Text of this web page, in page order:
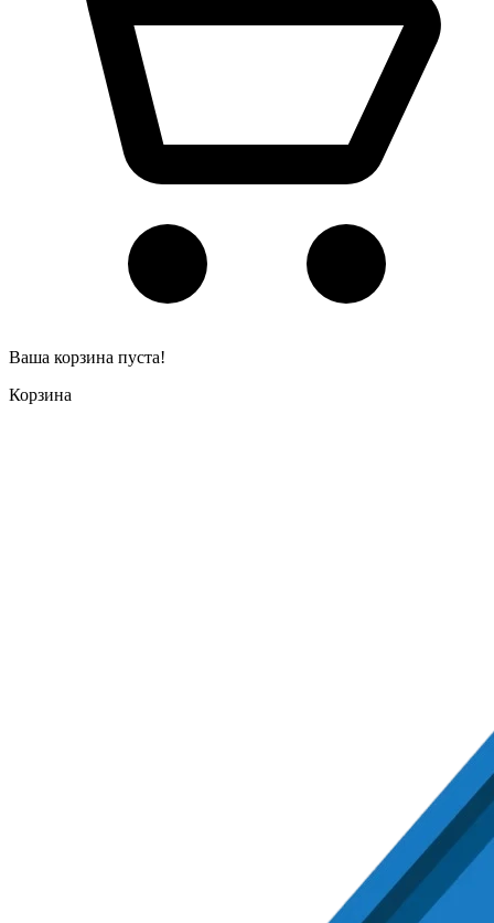
Ваша корзина пуста!
Корзина